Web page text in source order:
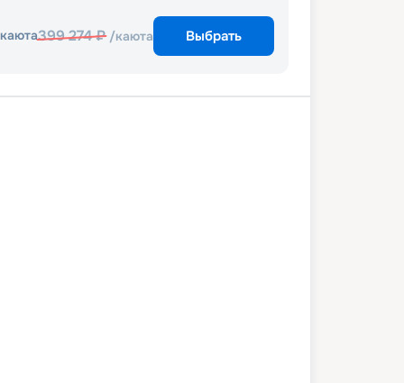
399 274₽ /каюта Выбрать